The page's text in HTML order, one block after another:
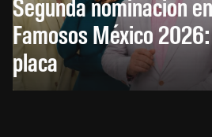
Famosos México
placa